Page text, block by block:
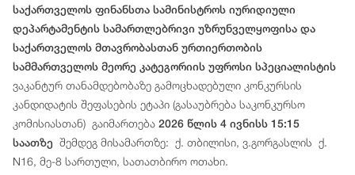
საქართველოს ფინანსთა სამინისტროს იურიდიული
დეპარტამენტის სამართლებრივი უზრუნველყოფისა და
საქართველოს მთავრობასთან ურთიერთობის
სამმართველოს მეორე კატეგორიის უფროსი სპეციალისტის
ვაკანტურ თანამდებობაზე გამოცხადებული კონკურსის
კანდიდატის შეფასების ეტაპი (გასაუბრება საკონკურსო
კომისიასთან) გაიმართება 2026 წლის 4 ივნისს 15:15
საათზე შემდეგ მისამართზე: ქ. თბილისი, ვ.გორგასლის ქ.
N16, მე-8 სართული, სათათბირო ოთახი.